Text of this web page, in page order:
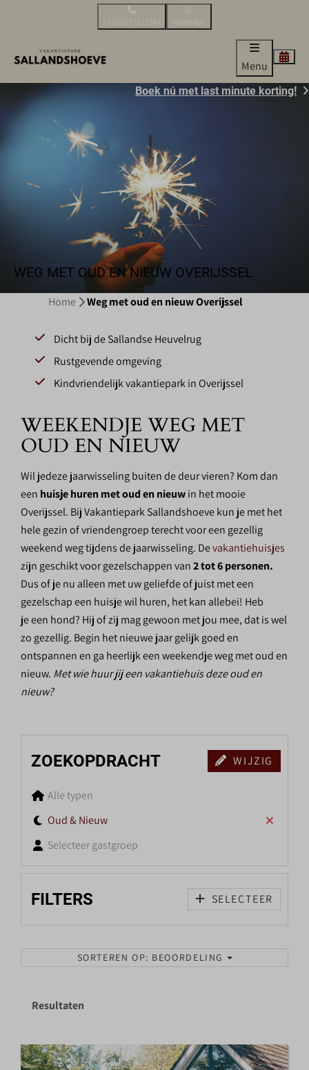
+31(0)572321342 WhatsApp
Menu
WEG MET OUD EN NIEUW OVERIJSSEL
Boek nú met last minute korting!
Home Weg met oud en nieuw Overijssel
Dicht bij de Sallandse Heuvelrug
Rustgevende omgeving
Kindvriendelijk vakantiepark in Overijssel
WEEKENDJE WEG MET
OUD EN NIEUW
Wil jedeze jaarwisseling buiten de deur vieren? Kom dan
een huisje huren met oud en nieuwin het mooie
Overijssel. Bij Vakantiepark Sallandshoeve kun je met het
hele gezin of vriendengroep terecht voor een gezellig
weekend weg tijdens de jaarwisseling. Devakantiehuisjes
zijn geschikt voor gezelschappen van2 tot 6 personen.
Dus of je nu alleen met uw geliefde of juist met een
gezelschap een huisje wil huren, het kan allebei! Heb
je een hond? Hij of zij mag gewoon met jou mee, dat is wel
zo gezellig. Begin het nieuwe jaar gelijk goed en
ontspannen en ga heerlijk een weekendje weg met oud en
nieuw. Met wie huur jij een vakantiehuis deze oud en
nieuw?
ZOEKOPDRACHT WIJZIG
Alle typen
Oud & Nieuw
Selecteer gastgroep
FILTERS SELECTEER
SORTEREN OP: BEOORDELING
Resultaten